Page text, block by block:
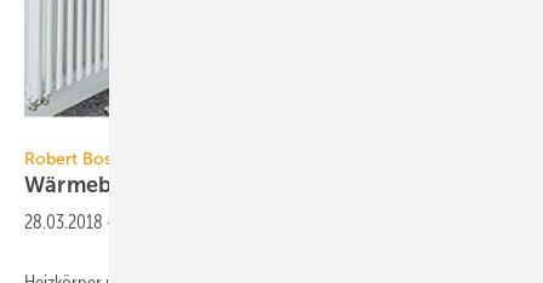
Robert Bosch Power Tools
Wärmebildkamera mit
28.03.2018 -